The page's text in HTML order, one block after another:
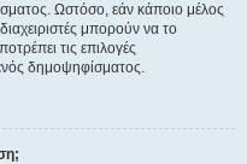
Ωστόσο, εάν κάποιο μέλος
μπορούν να το
τις επιλογές
δημοψηφίσματος.